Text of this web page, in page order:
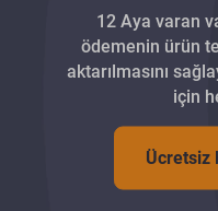
12 Aya varan
ödemenin ürün
aktarılmasını
için
Ücretsiz